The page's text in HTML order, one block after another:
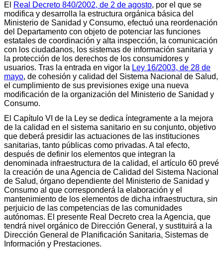
El Real Decreto 840/2002, de 2 de agosto, por el que se
modifica y desarrolla la estructura orgánica básica del
Ministerio de Sanidad y Consumo, efectuó una reordenación
del Departamento con objeto de potenciar las funciones
estatales de coordinación y alta inspección, la comunicación
con los ciudadanos, los sistemas de información sanitaria y
la protección de los derechos de los consumidores y
usuarios. Tras la entrada en vigor la Ley 16/2003, de 28 de
mayo, de cohesión y calidad del Sistema Nacional de Salud,
el cumplimiento de sus previsiones exige una nueva
modificación de la organización del Ministerio de Sanidad y
Consumo.
El Capítulo VI de la Ley se dedica íntegramente a la mejora
de la calidad en el sistema sanitario en su conjunto, objetivo
que deberá presidir las actuaciones de las instituciones
sanitarias, tanto públicas como privadas. A tal efecto,
después de definir los elementos que integran la
denominada infraestructura de la calidad, el artículo 60 prevé
la creación de una Agencia de Calidad del Sistema Nacional
de Salud, órgano dependiente del Ministerio de Sanidad y
Consumo al que corresponderá la elaboración y el
mantenimiento de los elementos de dicha infraestructura, sin
perjuicio de las competencias de las comunidades
autónomas. El presente Real Decreto crea la Agencia, que
tendrá nivel orgánico de Dirección General, y sustituirá a la
Dirección General de Planificación Sanitaria, Sistemas de
Información y Prestaciones.